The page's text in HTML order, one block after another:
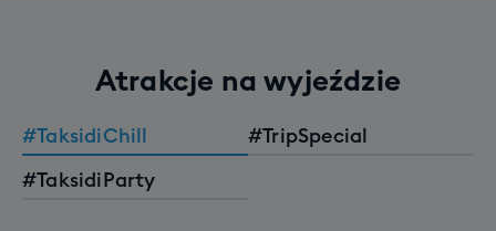
Atrakcje na wyjeździe
#TaksidiChill #TripSpecial
#TaksidiParty